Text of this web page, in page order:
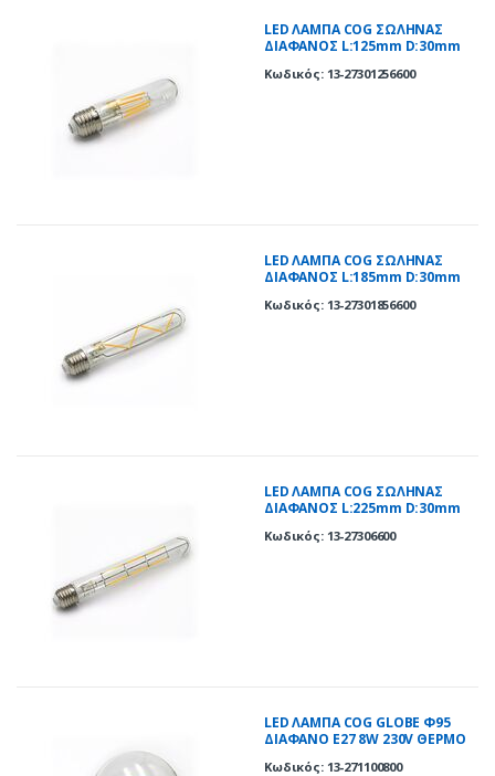
LED ΛΑΜΠΑ COG ΣΩΛΗΝΑΣ
ΔΙΑΦΑΝΟΣ L:125mm D:30mm
Κωδικός: 13-27301256600
LED ΛΑΜΠΑ COG ΣΩΛΗΝΑΣ
ΔΙΑΦΑΝΟΣ L:185mm D:30mm
Κωδικός: 13-27301856600
LED ΛΑΜΠΑ COG ΣΩΛΗΝΑΣ
ΔΙΑΦΑΝΟΣ L:225mm D:30mm
Κωδικός: 13-27306600
LED ΛΑΜΠΑ COG GLOBE Φ95
ΔΙΑΦΑΝΟ Ε27 8W 230V ΘΕΡΜΟ
Κωδικός: 13-271100800